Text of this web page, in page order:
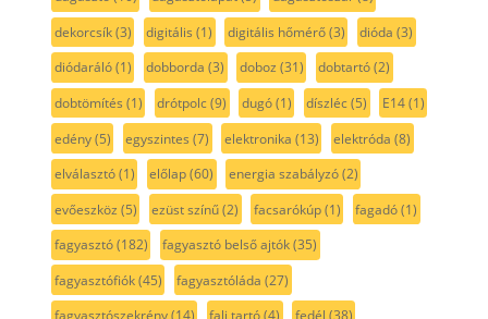
dekorcsík(3) digitális (1) digitális hőmérő(3) dióda (3)
diódaráló(1) dobborda (3) doboz (31) dobtartó(2)
dobtömítés (1) drótpolc(9) dugó(1) díszléc(5) E14(1)
edény(5) egyszintes (7) elektronika (13) elektróda (8)
elválasztó(1) előlap(60) energia szabályzó(2)
evőeszköz (5) ezüst színű(2) facsarókúp(1) fagadó(1)
fagyasztó(182) fagyasztó belső ajtók(35)
fagyasztófiók(45) fagyasztóláda (27)